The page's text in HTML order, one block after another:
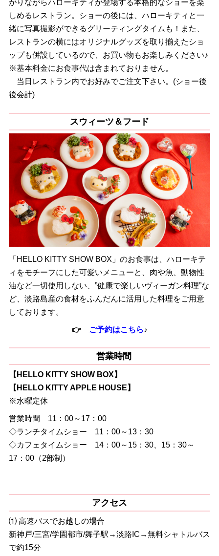
がりながらハローキティが登場する本格的なショーを楽
しめるレストラン。ショーの後には、ハローキティと一
緒に写真撮影ができるグリーティングタイムも！また、
レストランの横にはオリジナルグッズを取り揃えたショ
ップも併設しているので、お買い物もお楽しみください♪
※基本料金にお食事代は含まれておりません。
当日レストラン内でお好みでご注文下さい。(ショー後
後会計)
スウィーツ＆フード
「HELLO KITTY SHOW BOX」のお食事は、ハローキテ
ィをモチーフにした可愛いメニューと、肉や魚、動物性
油など一切使用しない、”健康で楽しいヴィーガン料理”な
ど、淡路島産の食材をふんだんに活用した料理をご用意
しております。
👉 ご予約はこちら♪
営業時間
【HELLO KITTY SHOW BOX】
【HELLO KITTY APPLE HOUSE】
※水曜定休
営業時間 11：00～17：00
◇ランチタイムショー 11：00～13：30
◇カフェタイムショー 14：00～15：30、15：30～
17：00（2部制）
アクセス
⑴ 高速バスでお越しの場合
新神戸/三宮/学園都市/舞子駅→淡路IC→無料シャトルバス
で約15分